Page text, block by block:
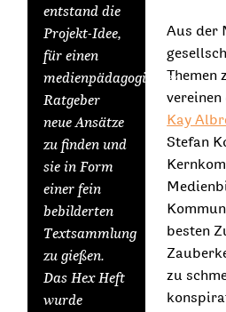
entstand die
Projekt-Idee,
für einen
medienpädagogischen
Ratgeber
neue Ansätze
zu finden und
sie in Form
einer fein
bebilderten
Textsammlung
zu gießen.
Das Hex Heft
wurde
Aus der
Themen
Kay
Stefan
besten
zu